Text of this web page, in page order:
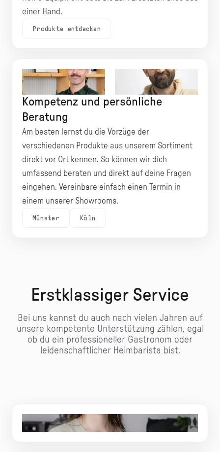
einer Hand.
Produkte entdecken
Frederik Kliewe,
Geschäftsführer
Tobias, Vertriebsleitung
Kompetenz und persönliche
Beratung
Am besten lernst du die Vorzüge der
verschiedenen Produkte aus unserem Sortiment
direkt vor Ort kennen. So können wir dich
umfassend beraten und direkt auf deine Fragen
eingehen. Vereinbare einfach einen Termin in
einem unserer Showrooms.
Münster Köln
Erstklassiger Service
Bei uns kannst du auch nach vielen Jahren auf
unsere kompetente Unterstützung zählen, egal
ob du ein professioneller Gastronom oder
leidenschaftlicher Heimbarista bist.
Simone, Kundenservice